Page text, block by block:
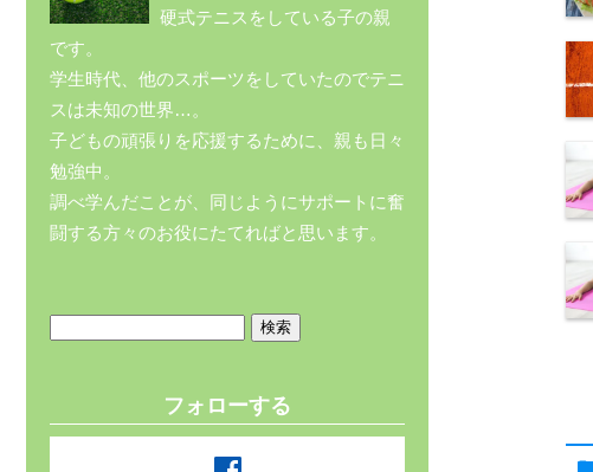
硬式テニスをしている子の親
です。
学生時代、他のスポーツをしていたのでテニ
スは未知の世界…。
子どもの頑張りを応援するために、親も日々
勉強中。
調べ学んだことが、同じようにサポートに奮
闘する方々のお役にたてればと思います。
フォローする